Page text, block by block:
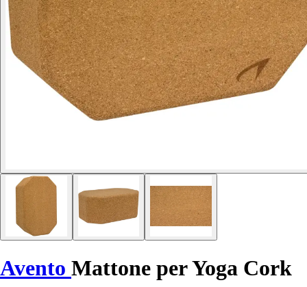
Avento Mattone per Yoga Cork